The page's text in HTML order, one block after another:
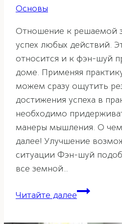
Основы
Отношение к решаемой
успех любых действий.
относится и к фэн-шуй
доме. Применяя
можем сразу ощутить
достижения успеха в
необходимо
манеры мышления. О
далее! Улучшение
ситуации Фэн-шуй
все земной…
Читайте далееПсихология